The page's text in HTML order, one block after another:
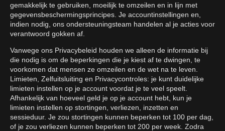
gemakkelijk te gebruiken, moeilijk te omzeilen en in lijn met
gegevensbeschermingsprincipes. Je accountinstellingen en,
indien nodig, ons ondersteuningsteam handelen al je acties voor
verantwoord gokken af.
Vanwege ons Privacybeleid houden we alleen de informatie bij
die nodig is om de beperkingen die je kiest af te dwingen, te
voorkomen dat mensen ze omzeilen en de wet na te leven.
Limieten, Zelfuitsluiting en Privacycontroles: je kunt duidelijke
limieten instellen op je account voordat je te veel speelt.
Afhankelijk van hoeveel geld je op je account hebt, kun je
limieten instellen op stortingen, verliezen, inzetten en
sessieduur. Je zou stortingen kunnen beperken tot 100 per dag,
of je zou verliezen kunnen beperken tot 200 per week. Zodra